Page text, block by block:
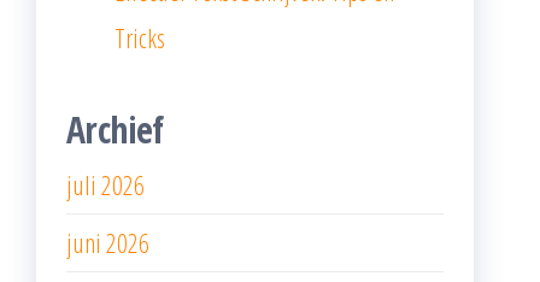
Tricks
Archief
juli 2026
juni 2026